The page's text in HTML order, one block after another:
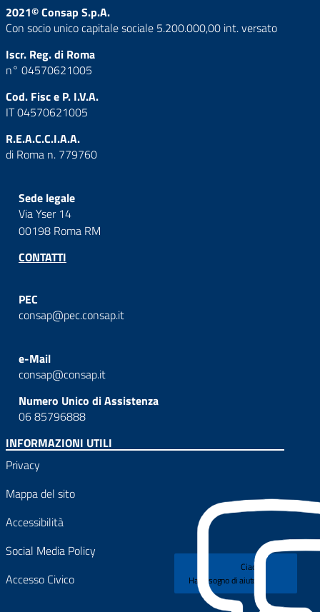
2021© Consap S.p.A.
Con socio unico capitale sociale 5.200.000,00 int. versato
Iscr. Reg. di Roma
n° 04570621005
Cod. Fisc e P. I.V.A.
IT 04570621005
R.E.A.C.C.I.A.A.
di Roma n. 779760
Sede legale
Via Yser 14
00198 Roma RM
CONTATTI
PEC
consap@pec.consap.it
e-Mail
consap@consap.it
Numero Unico di Assistenza
06 85796888
INFORMAZIONI UTILI
Privacy
Mappa del sito
Accessibilità
Social Media Policy
Accesso Civico
Ciao!
Hai bisogno di aiuto?